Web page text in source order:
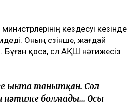
кездесуі кезінде
Оның сөзінше, жағдай
Бұған қоса, ол АҚШ нәтижесіз
ынта танытқан. Сол
нәтиже болмады... Осы